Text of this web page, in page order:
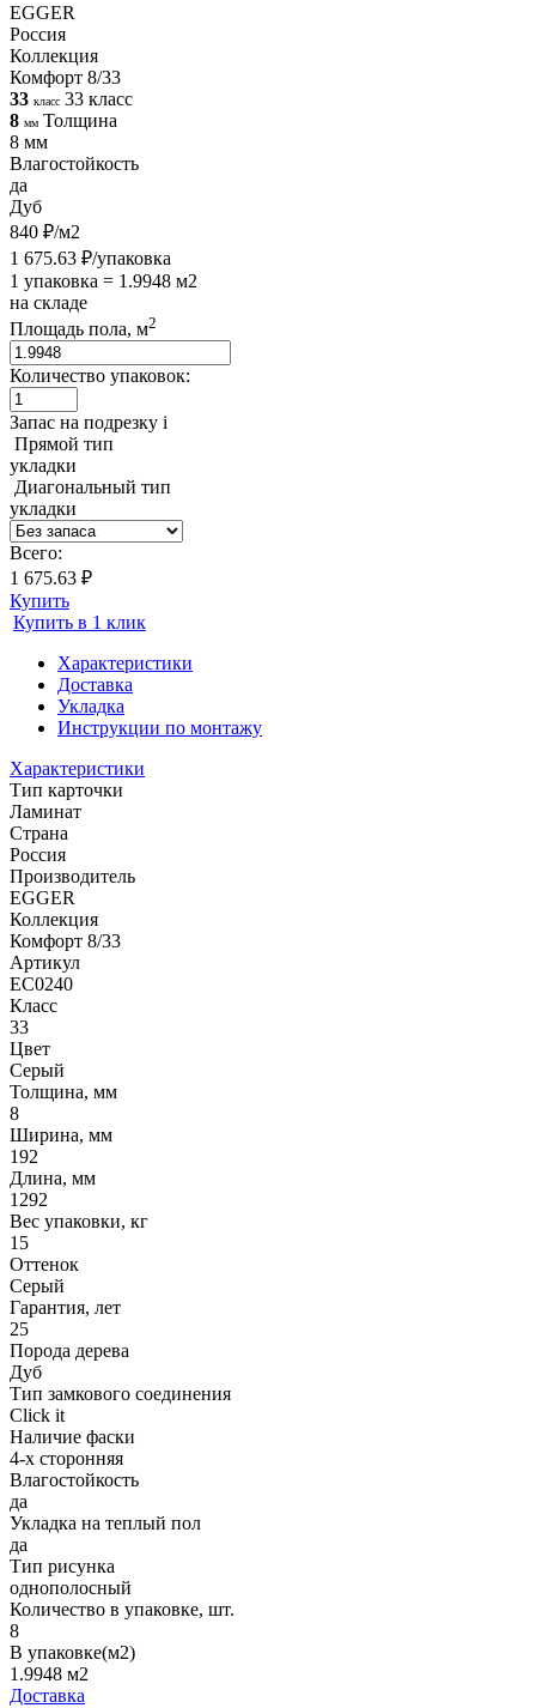
EGGER
Россия
Коллекция
Комфорт 8/33
33 класс 33 класс
8 мм Толщина
8 мм
Влагостойкость
да
Дуб
840 ₽/м2
1 675.63 ₽/упаковка
1 упаковка = 1.9948 м2
на складе
Площадь пола, м2
Количество упаковок:
Запас на подрезку i
Прямой тип
укладки
Диагональный тип
укладки
Всего:
1 675.63 ₽
Купить
Купить в 1 клик
Характеристики
Доставка
Укладка
Инструкции по монтажу
Характеристики
Тип карточки
Ламинат
Страна
Россия
Производитель
EGGER
Коллекция
Комфорт 8/33
Артикул
EC0240
Класс
33
Цвет
Серый
Толщина, мм
8
Ширина, мм
192
Длина, мм
1292
Вес упаковки, кг
15
Оттенок
Серый
Гарантия, лет
25
Порода дерева
Дуб
Тип замкового соединения
Click it
Наличие фаски
4-х сторонняя
Влагостойкость
да
Укладка на теплый пол
да
Тип рисунка
однополосный
Количество в упаковке, шт.
8
В упаковке(м2)
1.9948 м2
Доставка